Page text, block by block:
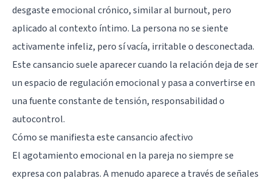
desgaste emocional crónico, similar al burnout, pero
aplicado al contexto íntimo. La persona no se siente
activamente infeliz, pero sí vacía, irritable o desconectada.
Este cansancio suele aparecer cuando la relación deja de ser
un espacio de regulación emocional y pasa a convertirse en
una fuente constante de tensión, responsabilidad o
autocontrol.
Cómo se manifiesta este cansancio afectivo
El agotamiento emocional en la pareja no siempre se
expresa con palabras. A menudo aparece a través de señales